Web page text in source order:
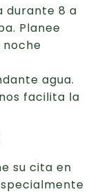
durante 8 a
Planee
agua.
facilita la
su cita en